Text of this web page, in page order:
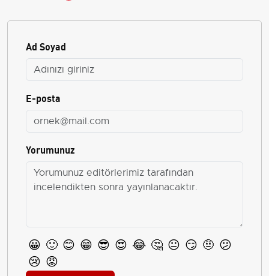
Ad Soyad
E-posta
Yorumunuz
😀 🙂 😊 😁 😎 😍 😂 🤔 😐 😏 🤨 😕
😢 😡